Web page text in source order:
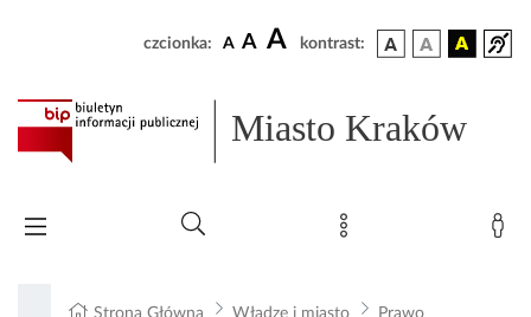
czcionka: A A A kontrast:
Miasto Kraków